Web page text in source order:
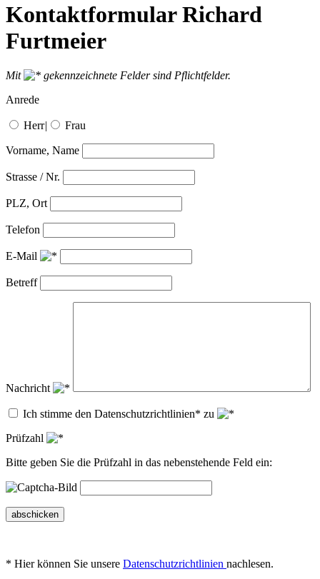
Kontaktformular Richard
Furtmeier
Mit
gekennzeichnete Felder sind Pflichtfelder.
Anrede
Herr| Frau
Vorname, Name
Strasse / Nr.
PLZ, Ort
Telefon
E-Mail
Betreff
Nachricht
Ich stimme den Datenschutzrichtlinien* zu
Prüfzahl
Bitte geben Sie die Prüfzahl in das nebenstehende Feld ein:
abschicken
* Hier können Sie unsere Datenschutzrichtlinien nachlesen.